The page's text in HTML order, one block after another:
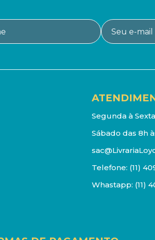
Segunda à
Sábado das 8h
Telefone: (11)
Whastapp: (11)